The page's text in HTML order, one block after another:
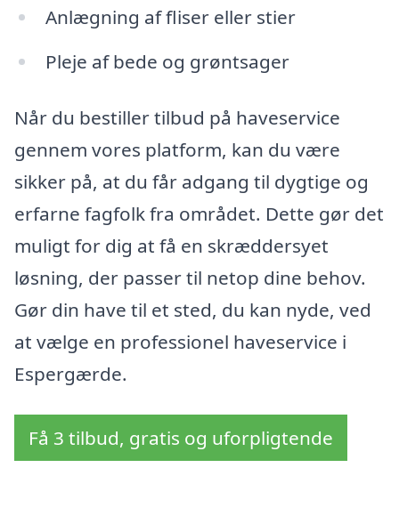
Anlægning af fliser eller stier
Pleje af bede og grøntsager
Når du bestiller tilbud på haveservice
gennem vores platform, kan du være
sikker på, at du får adgang til dygtige og
erfarne fagfolk fra området. Dette gør det
muligt for dig at få en skræddersyet
løsning, der passer til netop dine behov.
Gør din have til et sted, du kan nyde, ved
at vælge en professionel haveservice i
Espergærde.
Få 3 tilbud, gratis og uforpligtende